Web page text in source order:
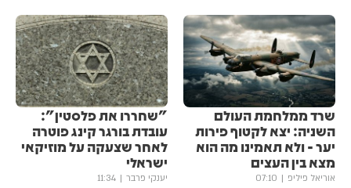
שרד ממלחמת העולם
השניה: יצא לקטוף פירות
יער - ולא תאמינו מה הוא
מצא בין העצים
אוריאל פיליפ 07:10
"שחררו את פלסטין":
עובדת בורגר קינג פוטרה
לאחר שצעקה על מוזיקאי
ישראלי
יענקי פרבר 11:34